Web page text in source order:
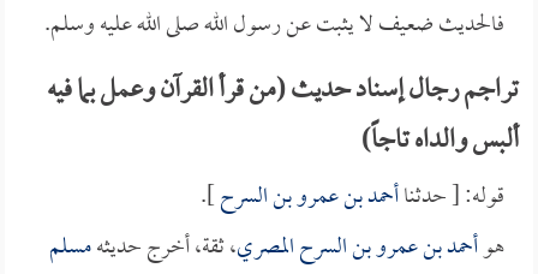
فالحديث ضعيف لا يثبت عن رسول الله صلى الله عليه وسلم.
تراجم رجال إسناد حديث (من قرأ القرآن وعمل بما فيه
ألبس والداه تاجاً)
قوله: [ حدثناأحمد بن عمرو بن السرح].
هوأحمد بن عمرو بن السرح المصري، ثقة، أخرج حديثهمسلم